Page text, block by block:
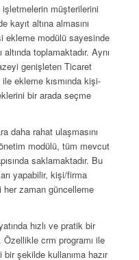
müşterilerini
kayıt altına almasını
ekleme modülü sayesinde
toplamaktadır. Aynı
genişleten Ticaret
ekleme kısmında kişi-
bir arada seçme
daha rahat ulaşmasını
modülü, tüm mevcut
saklamaktadır. Bu
yapabilir, kişi/firma
zaman güncelleme
hızlı ve pratik bir
Özellikle crm programı ile
şekilde kullanıma hazır